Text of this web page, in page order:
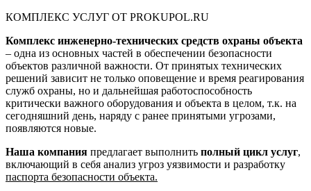
КОМПЛЕКС УСЛУГ ОТ PROKUPOL.RU
Комплекс инженерно-технических средств охраны объекта
– одна из основных частей в обеспечении безопасности
объектов различной важности. От принятых технических
решений зависит не только оповещение и время реагирования
служб охраны, но и дальнейшая работоспособность
критически важного оборудования и объекта в целом, т.к. на
сегодняшний день, наряду с ранее принятыми угрозами,
появляются новые.
Наша компания предлагает выполнить полный цикл услуг,
включающий в себя анализ угроз уязвимости и разработку
паспорта безопасности объекта.